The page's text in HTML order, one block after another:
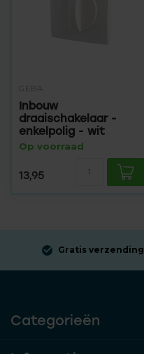
GEBA
Inbouw
draaischakelaar -
enkelpolig - wit
Op voorraad
13,95
Gratis verzending
Categorieën